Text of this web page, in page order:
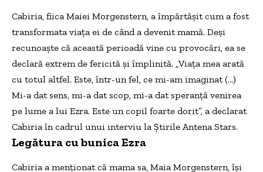
Cabiria, fiica Maiei Morgenstern, a împărtășit cum a fost
transformata viața ei de când a devenit mamă. Deși
recunoaște că această perioadă vine cu provocări, ea se
declară extrem de fericită și împlinită. „Viața mea arată
cu totul altfel. Este, într-un fel, ce mi-am imaginat (…)
Mi-a dat sens, mi-a dat scop, mi-a dat speranță venirea
pe lume a lui Ezra. Este un copil foarte dorit”, a declarat
Cabiria în cadrul unui interviu la Știrile Antena Stars.
Legătura cu bunica Ezra
Cabiria a menționat că mama sa, Maia Morgenstern, își